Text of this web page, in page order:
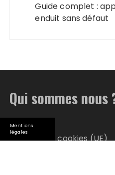
Mentions
légales
Guide complet :
enduit sans défaut
Qui sommes nous
Plan du site
Politique de cookies (UE)